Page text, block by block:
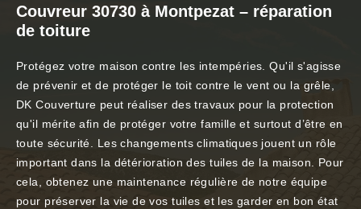
Couvreur 30730 à Montpezat – réparation
de toiture
Protégez votre maison contre les intempéries. Qu'il s'agisse
de prévenir et de protéger le toit contre le vent ou la grêle,
DK Couverture peut réaliser des travaux pour la protection
qu'il mérite afin de protéger votre famille et surtout d’être en
toute sécurité. Les changements climatiques jouent un rôle
important dans la détérioration des tuiles de la maison. Pour
cela, obtenez une maintenance régulière de notre équipe
pour préserver la vie de vos tuiles et les garder en bon état